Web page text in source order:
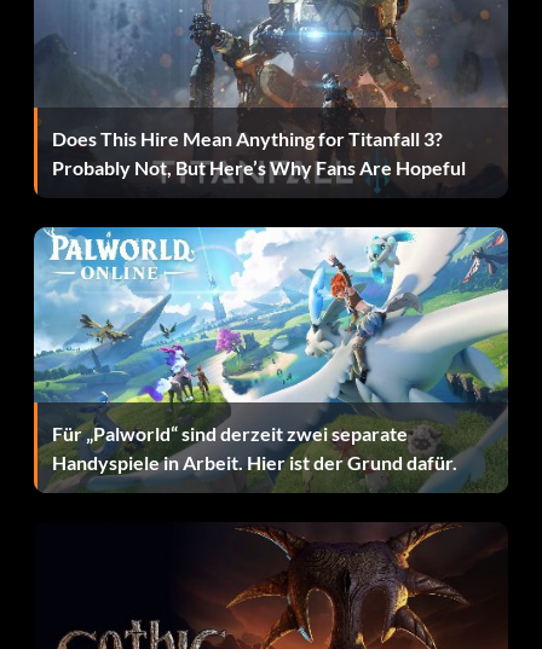
Schneidet durch Lego-Ranken und Seile. Verfügbar für
Velociraptor.
Geruchsverfolgung:
Folgen Sie Geruchsspuren. Verfügbar für Velociraptor.
Schwimmen:
Reisen im Wasser. Verfügbar für Mosasaurus.
Tail-Slam:
Zerbreche Gegenstände mit seinem Schwanz. Erhältlich
für Stegosaurus und, Ankylosaurus.
Ermöglicht das Betreten speziell markierter Bereiche.
Does This Hire Mean Anything for Titanfall 3?
Probably Not, But Here’s Why Fans Are Hopeful
Für „Palworld“ sind derzeit zwei separate
Handyspiele in Arbeit. Hier ist der Grund dafür.